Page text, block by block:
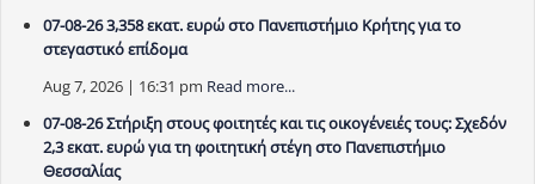
07-08-26 3,358 εκατ. ευρώ στο Πανεπιστήμιο Κρήτης για το
στεγαστικό επίδομα
Aug 7, 2026 | 16:31 pm Read more...
07-08-26 Στήριξη στους φοιτητές και τις οικογένειές τους: Σχεδόν
2,3 εκατ. ευρώ για τη φοιτητική στέγη στο Πανεπιστήμιο
Θεσσαλίας